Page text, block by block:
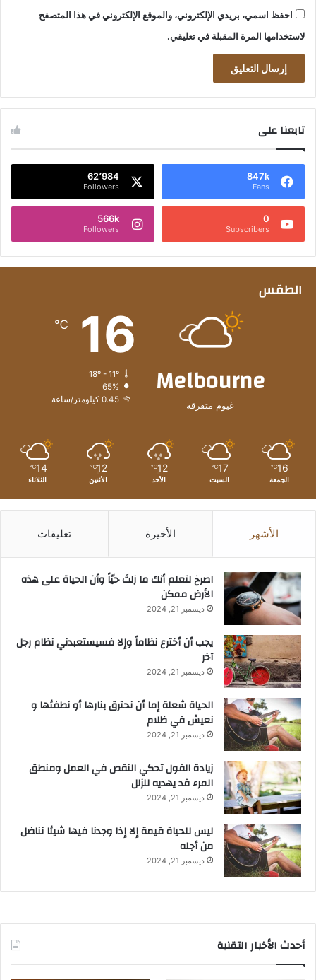
احفظ اسمي، بريدي الإلكتروني، والموقع الإلكتروني في هذا المتصفح
لاستخدامها المرة المقبلة في تعليقي.
تابعنا على
847k
Fans
62٬984
Followers
0
Subscribers
566k
Followers
الطقس
Melbourne
غيوم متفرقة
16
℃
18º - 11º
65%
0.45 كيلومتر/ساعة
16
℃
الجمعة
17
℃
السبت
12
℃
الأحد
12
℃
الأثنين
14
℃
الثلاثاء
الأشهر الأخيرة تعليقات
‫اصرخ لتعلم أنك ما زلتَ حيّاً وأن الحياة على هذه
الأرض ممكن
ديسمبر 21, 2024
يجب أن أخترع نظاماً وإلا فسيستعبدني نظام رجل
آخر
ديسمبر 21, 2024
الحياة شعلة إما أن نحترق بنارها أو نطفئها و
نعيش في ظلام
ديسمبر 21, 2024
زيادة القول تحكي النقص في العمل ومنطق
المرء قد يهديه للزلل
ديسمبر 21, 2024
ليس للحياة قيمة إلا إذا وجدنا فيها شيئا نناضل
من أجله
ديسمبر 21, 2024
أحدث الأخبار التقنية